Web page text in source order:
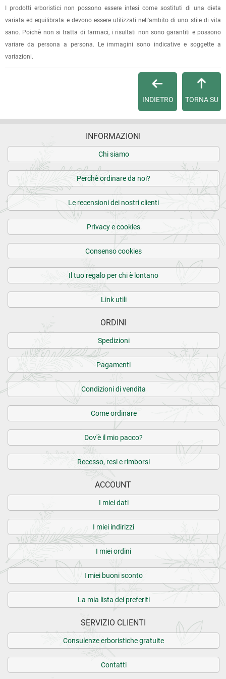
dell'ordine e lo stato della spedizione.
Per qualsiasi informazione, contattaci viae-mail.
Per maggiori dettagli, vedi le
I prodotti erboristici non possono essere intesi come sostituti di una dieta
variata ed equilibrata e devono essere utilizzati nell'ambito di uno stile di vita
sano. Poichè non si tratta di farmaci, i risultati non sono garantiti e possono
variare da persona a persona. Le immagini sono indicative e soggette a
variazioni.
TORNA SU
INDIETRO
INFORMAZIONI
Chi siamo
Perchè ordinare da noi?
Le recensioni dei nostri clienti
Privacy e cookies
Consenso cookies
Il tuo regalo per chi è lontano
Link utili
ORDINI
Spedizioni
Pagamenti
Condizioni di vendita
Come ordinare
Dov'è il mio pacco?
Recesso, resi e rimborsi
ACCOUNT
I miei dati
I miei indirizzi
I miei ordini
I miei buoni sconto
La mia lista dei preferiti
SERVIZIO CLIENTI
Consulenze erboristiche gratuite
Contatti